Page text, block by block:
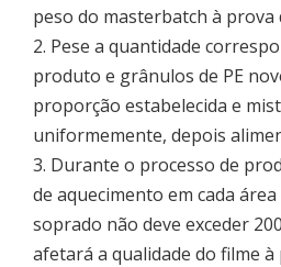
peso do masterbatch à
2. Pese a quantidade
produto e grânulos de PE
proporção estabelecida e
uniformemente, depois
3. Durante o processo de
de aquecimento em cada
soprado não deve exceder
afetará a qualidade do filme